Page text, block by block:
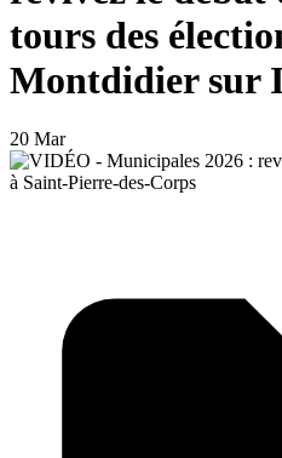
tours des
Montdidier sur
20 Mar